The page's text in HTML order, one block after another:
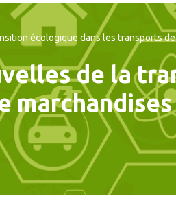
écologique dans les transports
de la